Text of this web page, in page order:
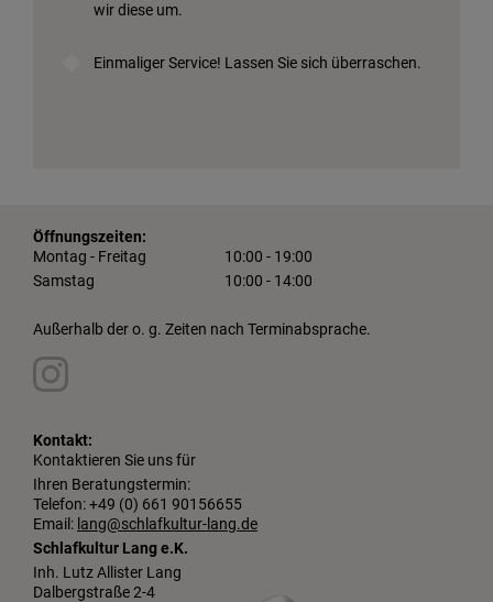
wir diese um.
Einmaliger Service! Lassen Sie sich überraschen.
Öffnungszeiten:
Montag - Freitag
10:00 - 19:00
Samstag
10:00 - 14:00
Außerhalb der o. g. Zeiten nach Terminabsprache.
Kontakt:
Kontaktieren Sie uns für
Ihren Beratungstermin:
Telefon: +49 (0) 661 90156655
Email: lang@schlafkultur-lang.de
Schlafkultur Lang e.K.
Inh. Lutz Allister Lang
Dalbergstraße 2-4